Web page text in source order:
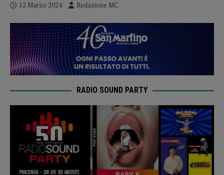
12 Marzo 2024 Redazione MC
RADIO SOUND PARTY